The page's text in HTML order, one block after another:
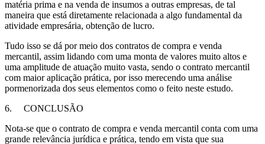
matéria prima e na venda de insumos a outras empresas, de tal
maneira que está diretamente relacionada a algo fundamental da
atividade empresária, obtenção de lucro.
Tudo isso se dá por meio dos contratos de compra e venda
mercantil, assim lidando com uma monta de valores muito altos e
uma amplitude de atuação muito vasta, sendo o contrato mercantil
com maior aplicação prática, por isso merecendo uma análise
pormenorizada dos seus elementos como o feito neste estudo.
6.
CONCLUSÃO
Nota-se que o contrato de compra e venda mercantil conta com uma
grande relevância jurídica e prática, tendo em vista que sua